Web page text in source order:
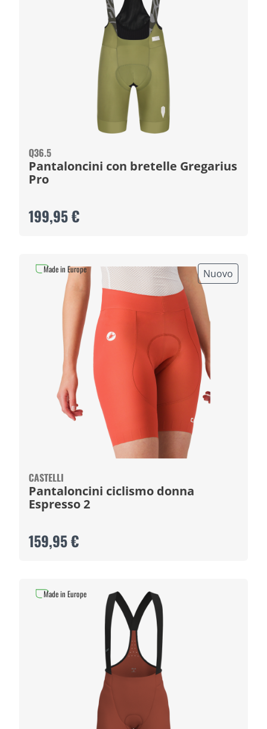
Q36.5
Pantaloncini con bretelle Gregarius
Pro
199,95 €
Nuovo
CASTELLI
Pantaloncini ciclismo donna
Espresso 2
159,95 €
Made in Europe
Made in Europe